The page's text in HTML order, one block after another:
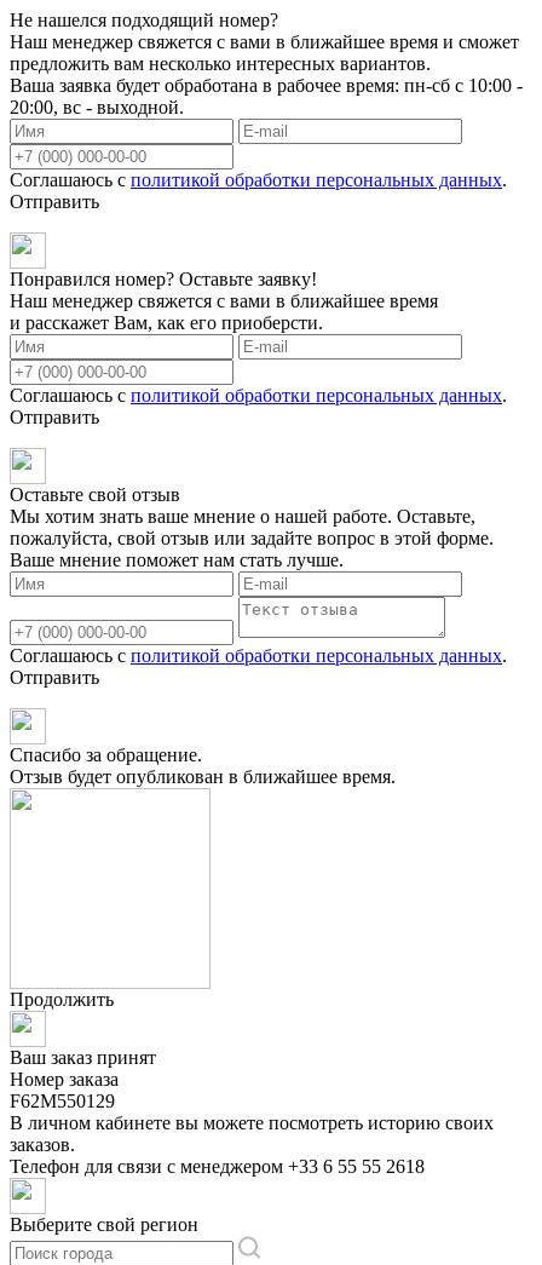
Не нашелся подходящий номер?
Наш менеджер свяжется с вами в ближайшее время и сможет
предложить вам несколько интересных вариантов.
Ваша заявка будет обработана в рабочее время: пн-сб с 10:00 -
20:00, вс - выходной.
Соглашаюсь с политикой обработки персональных данных.
Отправить
Понравился номер? Оставьте заявку!
Наш менеджер свяжется с вами в ближайшее время
и расскажет Вам, как его приоберсти.
Соглашаюсь с политикой обработки персональных данных.
Отправить
Оставьте свой отзыв
Мы хотим знать ваше мнение о нашей работе. Оставьте,
пожалуйста, свой отзыв или задайте вопрос в этой форме.
Ваше мнение поможет нам стать лучше.
Соглашаюсь с политикой обработки персональных данных.
Отправить
Спасибо за обращение.
Отзыв будет опубликован в ближайшее время.
Продолжить
Ваш заказ принят
Номер заказа
F62M550129
В личном кабинете вы можете посмотреть историю своих
заказов.
Телефон для связи с менеджером +33 6 55 55 2618
Выберите свой регион